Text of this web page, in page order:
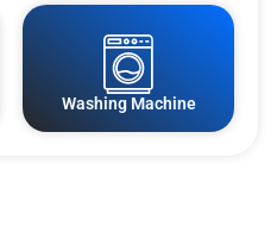
Washing Machine